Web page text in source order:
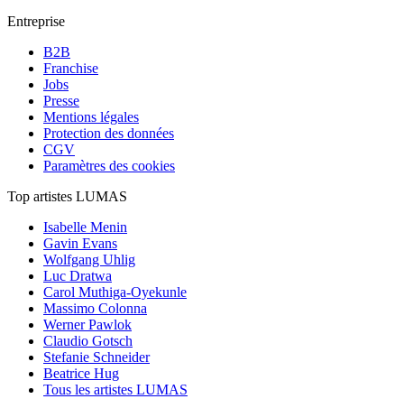
Entreprise
B2B
Franchise
Jobs
Presse
Mentions légales
Protection des données
CGV
Paramètres des cookies
Top artistes LUMAS
Isabelle Menin
Gavin Evans
Wolfgang Uhlig
Luc Dratwa
Carol Muthiga-Oyekunle
Massimo Colonna
Werner Pawlok
Claudio Gotsch
Stefanie Schneider
Beatrice Hug
Tous les artistes LUMAS